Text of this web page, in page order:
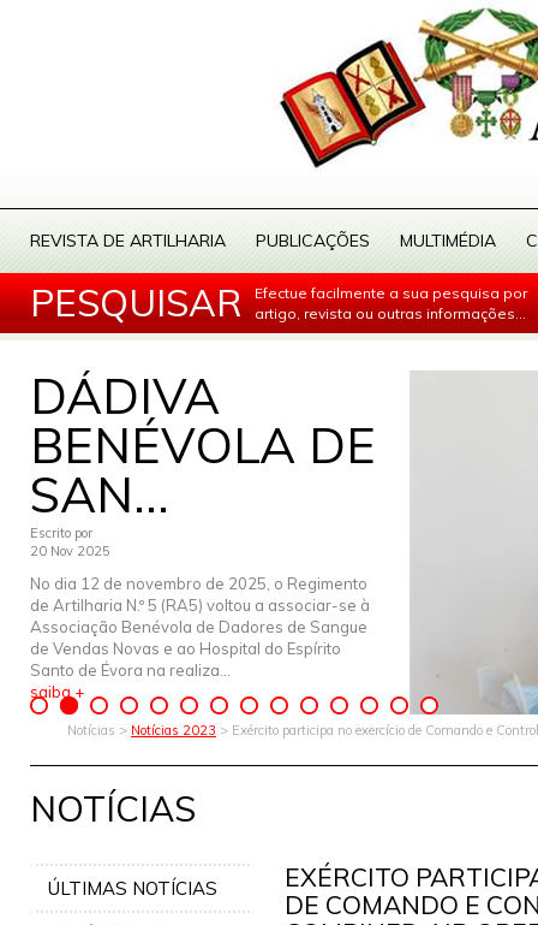
REVISTA DE ARTILHARIA PUBLICAÇÕES MULTIMÉDIA
PESQUISAR
Efectue facilmente a sua pesquisa por
artigo, revista ou outras informações...
DÁDIVA
BENÉVOLA DE
SAN...
Escrito por
20 Nov 2025
No dia 12 de novembro de 2025, o Regimento
de Artilharia N.º 5 (RA5) voltou a associar-se à
Associação Benévola de Dadores de Sangue
de Vendas Novas e ao Hospital do Espírito
Santo de Évora na realiza...
saiba +
Notícias > Notícias 2023 > Exército participa no exercício de Comando e
NOTÍCIAS
ÚLTIMAS NOTÍCIAS
EXÉRCITO
DE COMANDO E